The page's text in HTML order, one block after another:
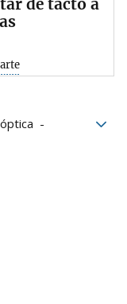
de tacto a